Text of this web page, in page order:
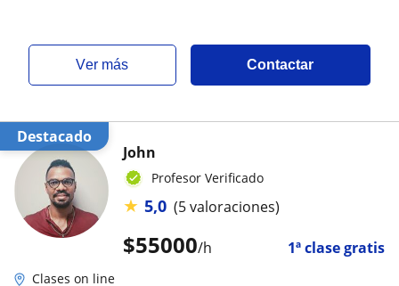
ver más Contactar
Destacado
$55000/h 1ª clase gratis
John
Profesor Verificado
★ 5,0 (5 valoraciones)
Clases on line